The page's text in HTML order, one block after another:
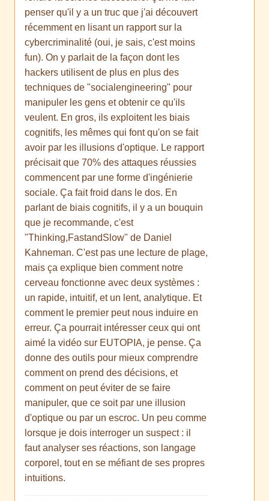
penser qu'il y a un truc que j'ai découvert
récemment en lisant un rapport sur la
cybercriminalité (oui, je sais, c'est moins
fun). On y parlait de la façon dont les
hackers utilisent de plus en plus des
techniques de "socialengineering" pour
manipuler les gens et obtenir ce qu'ils
veulent. En gros, ils exploitent les biais
cognitifs, les mêmes qui font qu'on se fait
avoir par les illusions d'optique. Le rapport
précisait que 70% des attaques réussies
commencent par une forme d'ingénierie
sociale. Ça fait froid dans le dos. En
parlant de biais cognitifs, il y a un bouquin
que je recommande, c'est
"Thinking,FastandSlow" de Daniel
Kahneman. C'est pas une lecture de plage,
mais ça explique bien comment notre
cerveau fonctionne avec deux systèmes :
un rapide, intuitif, et un lent, analytique. Et
comment le premier peut nous induire en
erreur. Ça pourrait intéresser ceux qui ont
aimé la vidéo sur EUTOPIA, je pense. Ça
donne des outils pour mieux comprendre
comment on prend des décisions, et
comment on peut éviter de se faire
manipuler, que ce soit par une illusion
d'optique ou par un escroc. Un peu comme
lorsque je dois interroger un suspect : il
faut analyser ses réactions, son langage
corporel, tout en se méfiant de ses propres
intuitions.